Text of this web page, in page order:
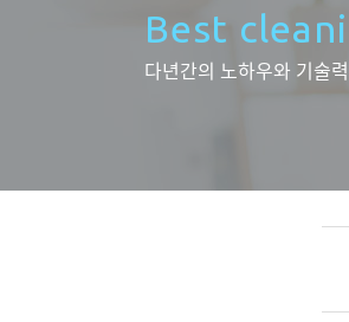
Best
다년간의 노하우와 기술